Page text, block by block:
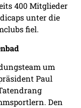
400 Mitglieder
unter die
fiel.
um
Paul
sportlern. Den